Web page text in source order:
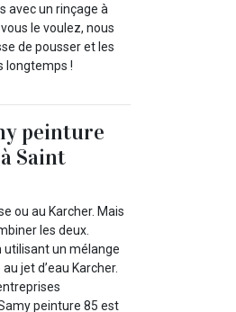
avec un rinçage à
le voulez, nous
de pousser et les
longtemps !
peinture
Saint
ou au Karcher. Mais
les deux.
utilisant un mélange
jet d’eau Karcher.
peinture 85 est